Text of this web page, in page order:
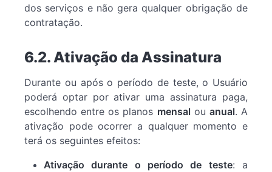
dos serviços e não gera qualquer obrigação de
contratação.
6.2. Ativação da Assinatura
Durante ou após o período de teste, o Usuário
poderá optar por ativar uma assinatura paga,
escolhendo entre os planos mensal ou anual. A
ativação pode ocorrer a qualquer momento e
terá os seguintes efeitos:
Ativação durante o período de teste: a